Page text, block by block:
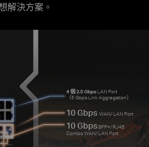
解決方案。
4 個 2.5 GbpsLAN Port
（5 Gbps Link Aggregation）
10 GbpsWAN/ LAN Port
10 GbpsSFP+/ RJ45
Combo WAN/ LAN Port